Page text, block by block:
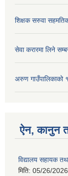
शिक्षक सरुवा
सेवा करारमा लिने
अरुण गाउँपालिकाको
ऐन, कानुन
विद्यालय सहायक
मिति: 05/26/